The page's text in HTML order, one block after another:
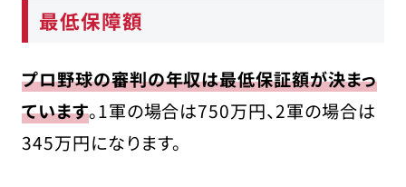
最低保障額
プロ野球の審判の年収は最低保証額が決まっ
ています。1軍の場合は750万円、2軍の場合は
345万円になります。